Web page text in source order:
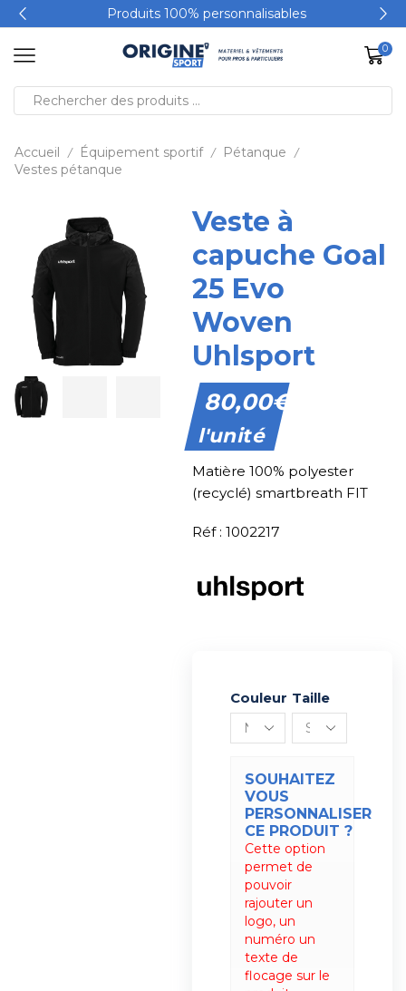
Produits 100% personnalisables
0
Accueil / Équipement sportif / Pétanque /
Vestes pétanque
Veste à
capuche Goal
25 Evo
Woven
Uhlsport
80,00€
l'unité
Matière 100% polyester
(recyclé) smartbreath FIT
Réf : 1002217
Couleur Taille
SOUHAITEZ
VOUS
PERSONNALISER
CE PRODUIT ?
Cette option
permet de
pouvoir
rajouter un
logo, un
numéro un
texte de
flocage sur le
Alternative: